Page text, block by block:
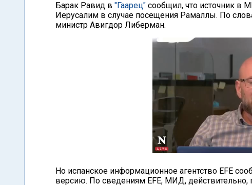
Барак Равид в "Гаарец" сообщил, что источник в
Иерусалим в случае посещения Рамаллы. По
министр Авигдор Либерман.
Но испанское информационное агентство EFE
версию. По сведениям EFE, МИД, действительно,